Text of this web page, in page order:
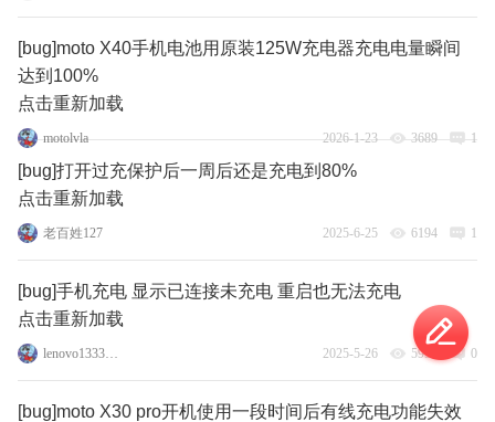
[bug]moto X40手机电池用原装125W充电器充电电量瞬间
达到100%
点击重新加载
motolvla 2026-1-23 3689 1
[bug]打开过充保护后一周后还是充电到80%
点击重新加载
老百姓127 2025-6-25 6194 1
[bug]手机充电 显示已连接未充电 重启也无法充电
点击重新加载
lenovo133363905 2025-5-26 5956 0
[bug]moto X30 pro开机使用一段时间后有线充电功能失效